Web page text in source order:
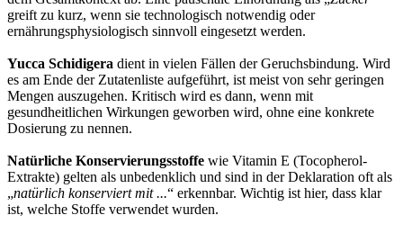
greift zu kurz, wenn sie technologisch notwendig oder
ernährungsphysiologisch sinnvoll eingesetzt werden.
Yucca Schidigera dient in vielen Fällen der Geruchsbindung. Wird
es am Ende der Zutatenliste aufgeführt, ist meist von sehr geringen
Mengen auszugehen. Kritisch wird es dann, wenn mit
gesundheitlichen Wirkungen geworben wird, ohne eine konkrete
Dosierung zu nennen.
Natürliche Konservierungsstoffe wie Vitamin E (Tocopherol-
Extrakte) gelten als unbedenklich und sind in der Deklaration oft als
„natürlich konserviert mit ...“ erkennbar. Wichtig ist hier, dass klar
ist, welche Stoffe verwendet wurden.